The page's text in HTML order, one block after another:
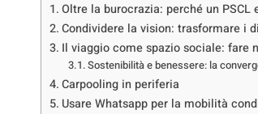
Oltre la burocrazia: perché un
Condividere la vision: trasformare i
Il viaggio come spazio sociale: fare
Sostenibilità e benessere: la
Carpooling in periferia
Usare Whatsapp per la mobilità